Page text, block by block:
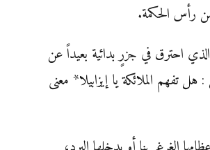
رأس الحكمة.
الذي احترق في جزرٍ بدائية بعيداً عن
تفهم الملائكة يا إيزابيلا* معنى